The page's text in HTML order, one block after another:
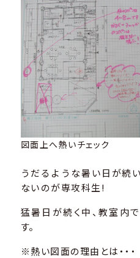
図面上へ熱いチェック
うだるような暑い日が続
ないのが専攻科生!
猛暑日が続く中、教室内
す。
※熱い図面の理由とは・・・